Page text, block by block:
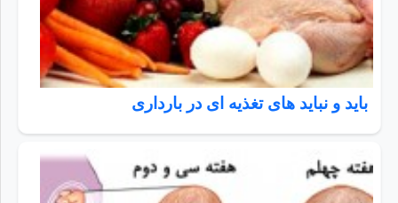
باید و نباید های تغذیه ای در بارداری